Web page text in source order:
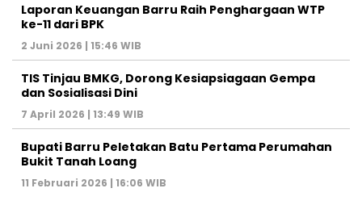
Laporan Keuangan Barru Raih Penghargaan WTP
ke-11 dari BPK
2 Juni 2026 | 15:46 WIB
TIS Tinjau BMKG, Dorong Kesiapsiagaan Gempa
dan Sosialisasi Dini
7 April 2026 | 13:49 WIB
Bupati Barru Peletakan Batu Pertama Perumahan
Bukit Tanah Loang
11 Februari 2026 | 16:06 WIB